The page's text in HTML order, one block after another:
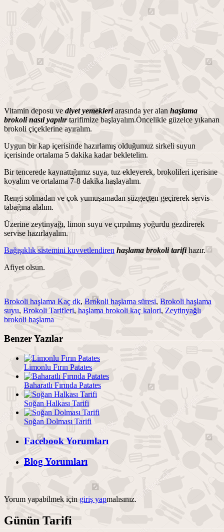
Vitamin deposu ve diyet yemekleriarasında yer alan haşlama
brokoli nasıl yapılırtarifimize başlayalım.Öncelikle güzelce yıkanan
brokoli çiçeklerine ayıralım.
Uygun bir kap içerisinde hazırlamış olduğumuz sirkeli suyun
içerisinde ortalama 5 dakika kadar bekletelim.
Bir tencerede kaynattığımız suya, tuz ekleyerek, brokolileri içerisine
koyalım ve ortalama 7-8 dakika haşlayalım.
Rengi solmadan ve çok yumuşamadan süzgeçten geçirerek servis
tabağına alalım.
Üzerine zeytinyağı, limon suyu ve çırpılmış yoğurdu gezdirerek
servise hazırlayalım.
Bağışıklık sistemini kuvvetlendiren haşlama brokoli tarifihazır.
Afiyet olsun.
Brokoli haşlama Kaç dk, Brokoli haşlama süresi, Brokoli haşlama
suyu, Brokoli Tarifleri, haşlama brokoli kaç kalori, Zeytinyağlı
brokoli haşlama
Benzer Yazılar
Limonlu Fırın Patates
Baharatlı Fırında Patates
Soğan Halkası Tarifi
Soğan Dolması Tarifi
Facebook Yorumları
Blog Yorumları
Yorum yapabilmek içingiriş yapmalısınız.
Günün Tarifi